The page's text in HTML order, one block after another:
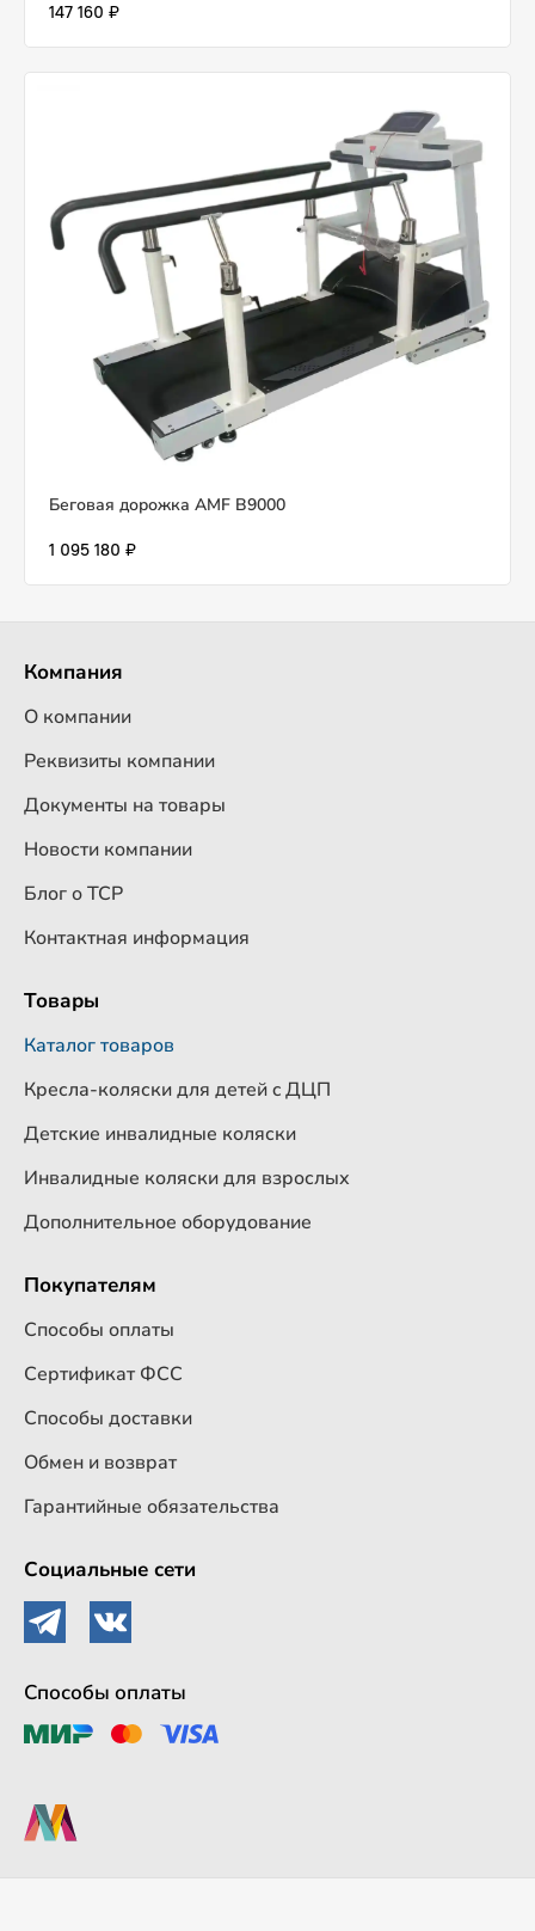
147 160 ₽
Беговая дорожка AMF B9000
1 095 180 ₽
Компания
О компании
Реквизиты компании
Документы на товары
Новости компании
Блог о ТСР
Контактная информация
Товары
Каталог товаров
Кресла-коляски для детей c ДЦП
Детские инвалидные коляски
Инвалидные коляски для взрослых
Дополнительное оборудование
Покупателям
Способы оплаты
Сертификат ФСС
Способы доставки
Обмен и возврат
Гарантийные обязательства
Социальные сети
Способы оплаты